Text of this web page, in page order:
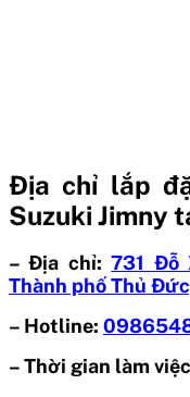
Địa chỉ lắp
Suzuki Jimny
– Địa chỉ:731 Đỗ
Thành phố Thủ
– Hotline:
– Thời gian làm